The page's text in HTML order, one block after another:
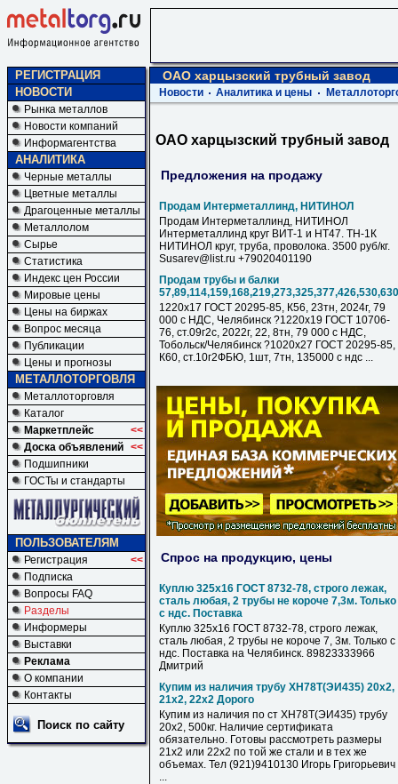
РЕГИСТРАЦИЯ
НОВОСТИ
Рынка металлов
Новости компаний
Информагентства
АНАЛИТИКА
Черные металлы
Цветные металлы
Драгоценные металлы
Металлолом
Сырье
Статистика
Индекс цен России
Мировые цены
Цены на биржах
Вопрос месяца
Публикации
Цены и прогнозы
МЕТАЛЛОТОРГОВЛЯ
Металлоторговля
Каталог
Маркетплейс
<<
Доска объявлений <<
Подшипники
ГОСТы и стандарты
ПОЛЬЗОВАТЕЛЯМ
Регистрация
<<
Подписка
Вопросы FAQ
Разделы
Информеры
Выставки
Реклама
О компании
Контакты
Поиск по сайту
ОАО харцызский трубный завод
Новости Аналитика и цены
ОАО харцызский трубный завод
Предложения на продажу
Продам Интерметаллинд, НИТИНОЛ
Продам Интерметаллинд, НИТИНОЛ
Интерметаллинд круг ВИТ-1 и НТ47. ТН-1К
НИТИНОЛ круг, труба, проволока. 3500 руб/кг.
Susarev@list.ru +79020401190
Продам трубы и балки
1220х17 ГОСТ 20295-85, К56, 23тн, 2024г, 79
000 с НДC, Челябинск ?1220х19 ГОСТ 10706-
76, ст.09г2с, 2022г, 22, 8тн, 79 000 с НДC,
Тобольск/Челябинск ?1020х27 ГОСТ 20295-85,
К60, ст.10г2ФБЮ, 1шт, 7тн, 135000 с ндс ...
Спрос на продукцию, цены
Куплю 325х16 ГОСТ 8732-78, строго лежак,
сталь любая, 2 трубы не короче 7,3м. Только
с ндс. Поставка
Куплю 325х16 ГОСТ 8732-78, строго лежак,
сталь любая, 2 трубы не короче 7, 3м. Только с
ндс. Поставка на Челябинск. 89823333966
Дмитрий
Купим из наличия трубу ХН78Т(ЭИ435) 20х2,
21х2, 22х2 Дорого
Купим из наличия по ст ХН78Т(ЭИ435) трубу
20х2, 500кг. Наличие сертификата
обязательно. Готовы рассмотреть размеры
21х2 или 22х2 по той же стали и в тех же
объемах. Тел (921)9410130 Игорь Григорьевич
...